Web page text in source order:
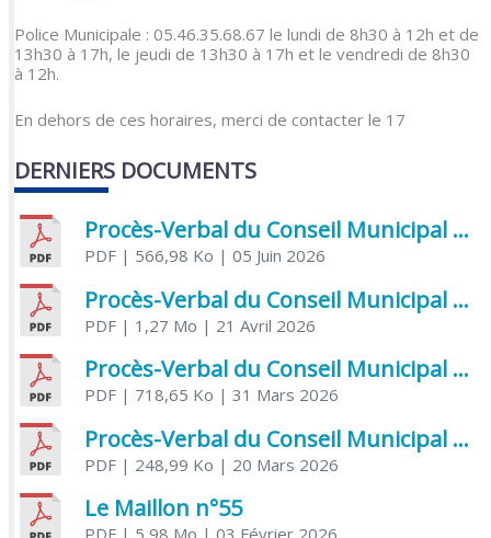
Police Municipale : 05.46.35.68.67 le lundi de 8h30 à 12h et de
13h30 à 17h, le jeudi de 13h30 à 17h et le vendredi de 8h30
à 12h.
En dehors de ces horaires, merci de contacter le 17
DERNIERS DOCUMENTS
Procès-Verbal du Conseil Municipal du 5 juin 2026
PDF| 566,98 Ko | 05 Juin 2026
Procès-Verbal du Conseil Municipal du 21 avril 2026
PDF| 1,27 Mo | 21 Avril 2026
Procès-Verbal du Conseil Municipal du 31 mars 2026
PDF| 718,65 Ko | 31 Mars 2026
Procès-Verbal du Conseil Municipal du 20 mars 2026
PDF| 248,99 Ko | 20 Mars 2026
Le Maillon n°55